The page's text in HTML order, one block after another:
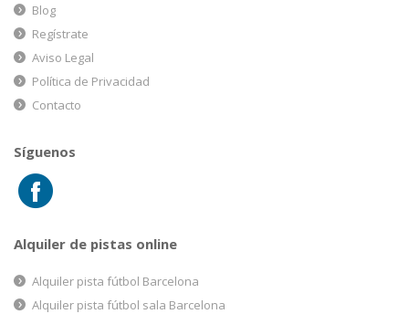
Blog
Regístrate
Aviso Legal
Política de Privacidad
Contacto
Síguenos
Alquiler de pistas online
Alquiler pista fútbol Barcelona
Alquiler pista fútbol sala Barcelona